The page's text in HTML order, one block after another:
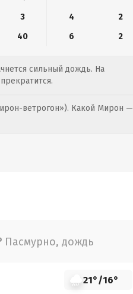
3 4
2
40 6 2
сильный дождь. На
ветрогон»). Какой Мирон —
Пасмурно, дождь
21°/16°